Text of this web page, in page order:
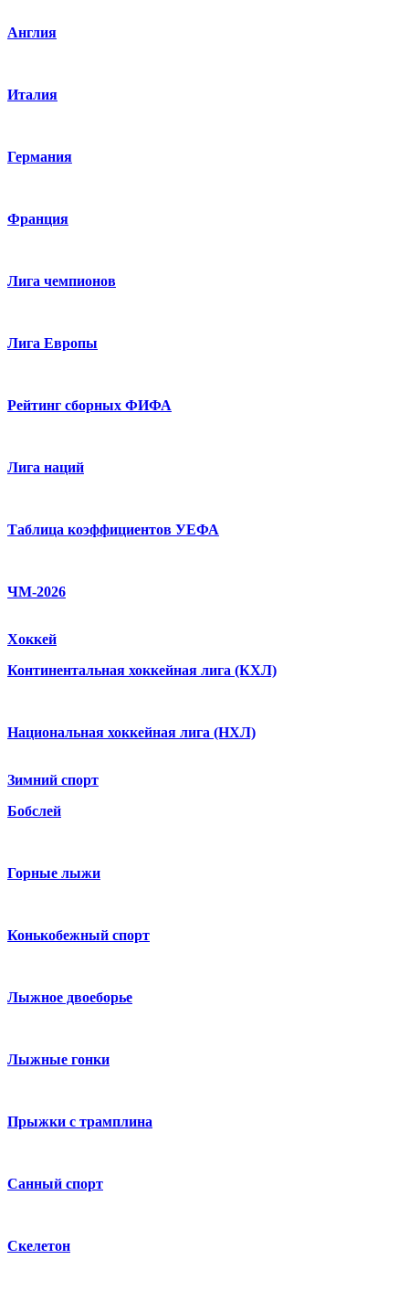
Англия
Италия
Германия
Франция
Лига чемпионов
Лига Европы
Рейтинг сборных ФИФА
Лига наций
Таблица коэффициентов УЕФА
ЧМ-2026
Хоккей
Континентальная хоккейная лига (КХЛ)
Национальная хоккейная лига (НХЛ)
Зимний спорт
Бобслей
Горные лыжи
Конькобежный спорт
Лыжное двоеборье
Лыжные гонки
Прыжки с трамплина
Санный спорт
Скелетон